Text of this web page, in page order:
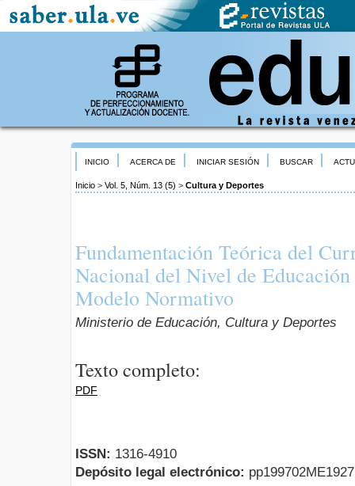
INICIO ACERCA DE INICIAR SESIÓN BUSCAR
Inicio > Vol. 5, Núm. 13 (5) > Cultura y Deportes
Fundamentación Teórica del
Nacional del Nivel de
Modelo Normativo
Ministerio de Educación, Cultura y Deportes
Texto completo:
PDF
ISSN: 1316-4910
Depósito legal electrónico: